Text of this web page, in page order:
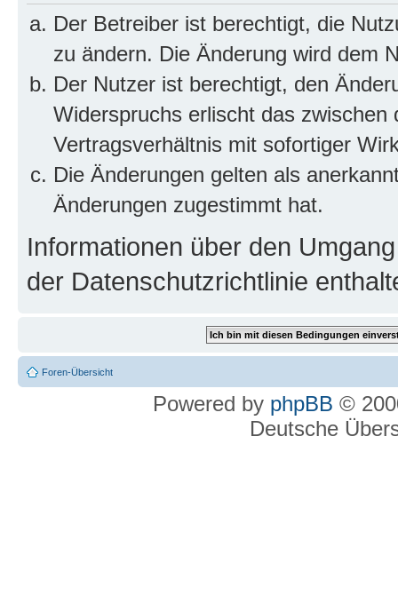
Der Betreiber ist berechtigt, die
zu ändern. Die Änderung wird dem
Der Nutzer ist berechtigt, den
Widerspruchs erlischt das
Vertragsverhältnis mit sofortiger
Die Änderungen gelten als
Änderungen zugestimmt hat.
Informationen über den
der Datenschutzrichtlinie
Foren-Übersicht
Powered by phpBB ©
Deutsche